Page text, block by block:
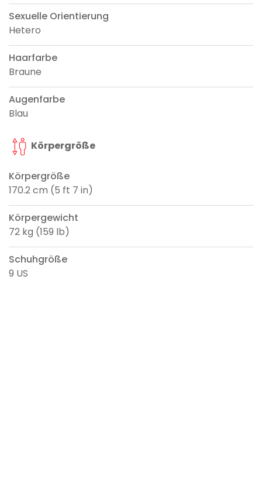
Sexuelle Orientierung
Hetero
Haarfarbe
Braune
Augenfarbe
Blau
Körpergröße
Körpergröße
170.2 cm (5 ft 7 in)
Körpergewicht
72 kg (159 lb)
Schuhgröße
9 US